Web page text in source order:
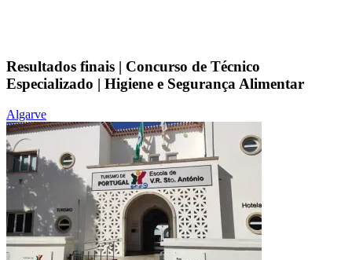
Resultados finais | Concurso de Técnico
Especializado | Higiene e Segurança Alimentar
Algarve